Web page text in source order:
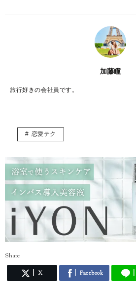
加藤瞳
旅行好きの会社員です。
恋愛テク
Share
X Facebook